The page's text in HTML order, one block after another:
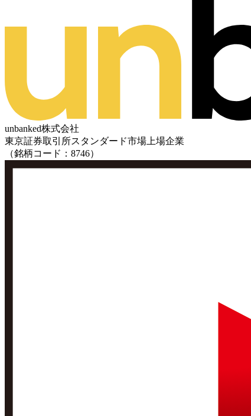
unbanked株式会社
東京証券取引所スタンダード市場上場企業
（銘柄コード：8746）